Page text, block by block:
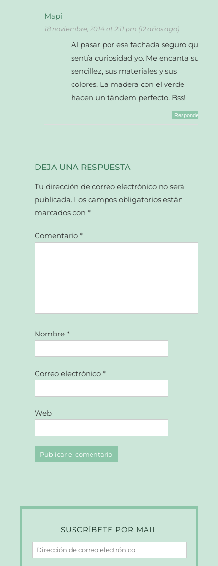
Mapi
18 noviembre, 2014 at 2:11 pm (12 años ago)
Al pasar por esa fachada seguro que
sentía curiosidad yo. Me encanta su
sencillez, sus materiales y sus
colores. La madera con el verde
hacen un tándem perfecto. Bss!
Responder
DEJA UNA RESPUESTA
Tu dirección de correo electrónico no será
publicada. Los campos obligatorios están
marcados con*
Comentario*
Nombre*
Correo electrónico*
Web
SUSCRÍBETE POR MAIL
Dirección
de